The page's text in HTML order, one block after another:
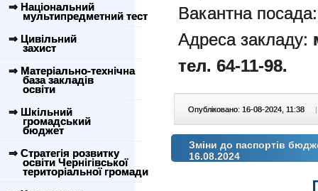
⇒ Національний
мультипредметний тест
⇒ Цивільний
захист
⇒ Матеріально-технічна
база закладів
освіти
⇒ Шкільний
громадський
бюджет
⇒ Стратегія розвитку
освіти Чернігівської
територіальної громади
Вакантна
Адреса закладу:
тел. 64-11-98.
Опубліковано: 16-08-2024, 11:38 |
Зміни до паспортів
16.08.2024